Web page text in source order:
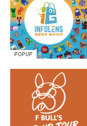
POPUP